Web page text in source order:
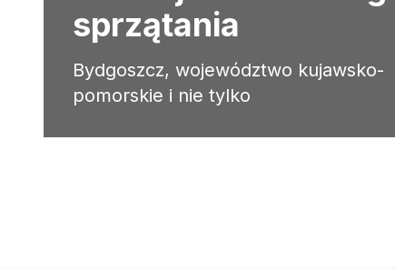
sprzątania
Bydgoszcz, województwo kujawsko-
pomorskie i nie tylko